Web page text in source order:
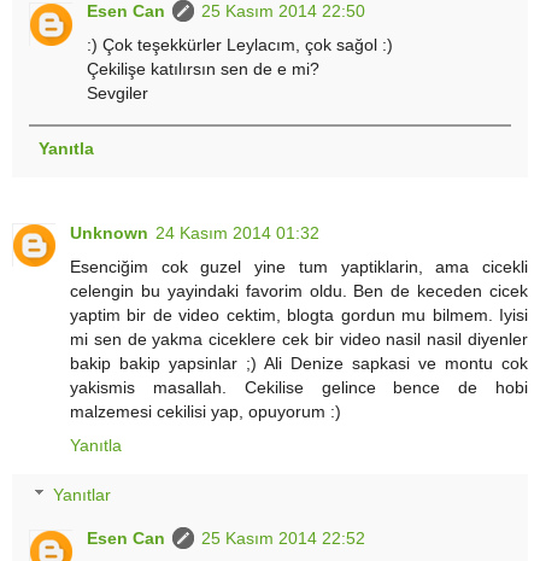
Esen Can
25 Kasım 2014 22:50
:) Çok teşekkürler Leylacım, çok sağol :)
Çekilişe katılırsın sen de e mi?
Sevgiler
Yanıtla
Unknown 24 Kasım 2014 01:32
Esenciğim cok guzel yine tum yaptiklarin, ama cicekli
celengin bu yayindaki favorim oldu. Ben de keceden cicek
yaptim bir de video cektim, blogta gordun mu bilmem. Iyisi
mi sen de yakma ciceklere cek bir video nasil nasil diyenler
bakip bakip yapsinlar ;) Ali Denize sapkasi ve montu cok
yakismis masallah. Cekilise gelince bence de hobi
malzemesi cekilisi yap, opuyorum :)
Yanıtla
Yanıtlar
Esen Can
25 Kasım 2014 22:52